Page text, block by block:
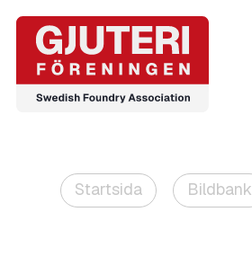
Startsida Bildbank